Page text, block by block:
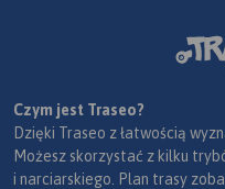
Czym jest Traseo?
Dzięki Traseo z łatwością
Możesz skorzystać z kilku
i narciarskiego. Plan trasy